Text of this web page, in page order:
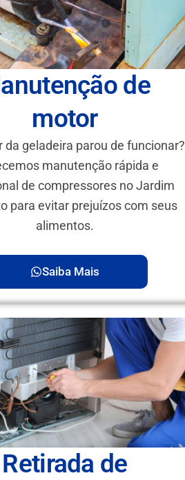
de
motor
da geladeira parou de funcionar?
manutenção rápida e
de compressores no Jardim
para evitar prejuízos com seus
alimentos.
Saiba Mais
Retirada de